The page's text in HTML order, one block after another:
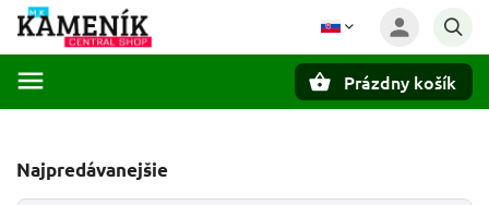
Prázdny košík
Najpredávanejšie